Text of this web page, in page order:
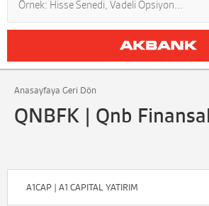
Anasayfaya Geri Dön
QNBFK | Qnb
A1CAP | A1 CAPITAL YATIRIM